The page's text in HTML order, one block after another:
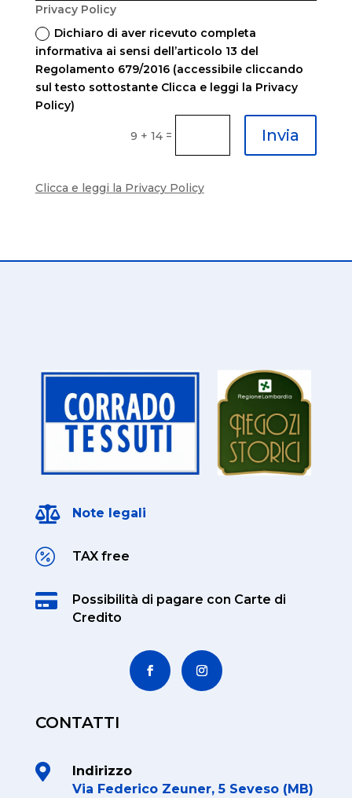
Privacy Policy
Dichiaro di aver ricevuto completa
informativa ai sensi dell’articolo 13 del
Regolamento 679/2016 (accessibile cliccando
sul testo sottostante Clicca e leggi la Privacy
Policy)
9 + 14 = Invia
Clicca e leggi la Privacy Policy
 Note legali
 TAX free
 Possibilità di pagare con Carte di
Credito
CONTATTI

Indirizzo
Via Federico Zeuner, 5 Seveso (MB)